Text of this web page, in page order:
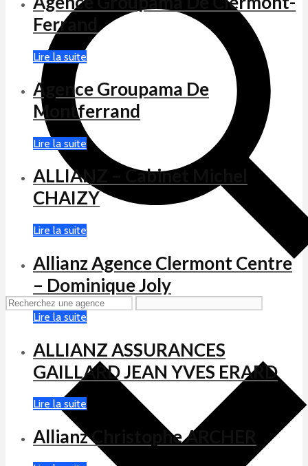
Ferrand
Lire la suite
Agence Groupama De
Montferrand
Lire la suite
ALLIANZ – Cabinet Michel
CHAIZY
Lire la suite
Allianz Agence Clermont Centre
– Dominique Joly
Lire la suite
ALLIANZ ASSURANCES
GAILLARD JEAN YVES ERARD
Lire la suite
Allianz Christophe ARCHER